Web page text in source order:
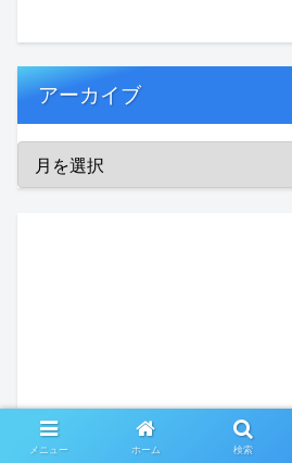
アーカイブ
メニュー ホーム 検索